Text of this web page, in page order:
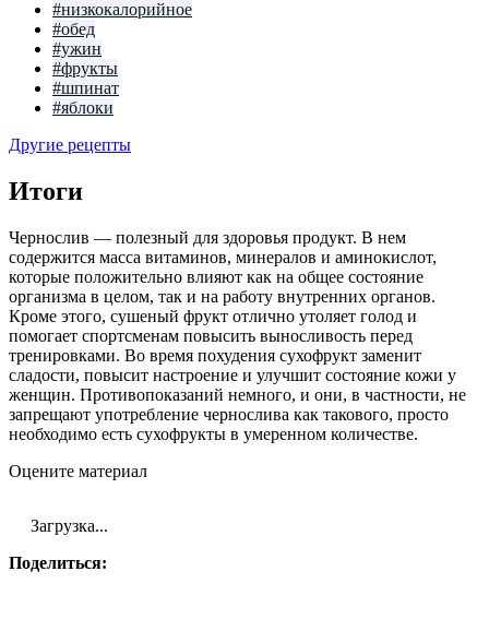
#низкокалорийное
#обед
#ужин
#фрукты
#шпинат
#яблоки
Другие рецепты
Итоги
Чернослив — полезный для здоровья продукт. В нем
содержится масса витаминов, минералов и аминокислот,
которые положительно влияют как на общее состояние
организма в целом, так и на работу внутренних органов.
Кроме этого, сушеный фрукт отлично утоляет голод и
помогает спортсменам повысить выносливость перед
тренировками. Во время похудения сухофрукт заменит
сладости, повысит настроение и улучшит состояние кожи у
женщин. Противопоказаний немного, и они, в частности, не
запрещают употребление чернослива как такового, просто
необходимо есть сухофрукты в умеренном количестве.
Оцените материал
Загрузка...
Поделиться: